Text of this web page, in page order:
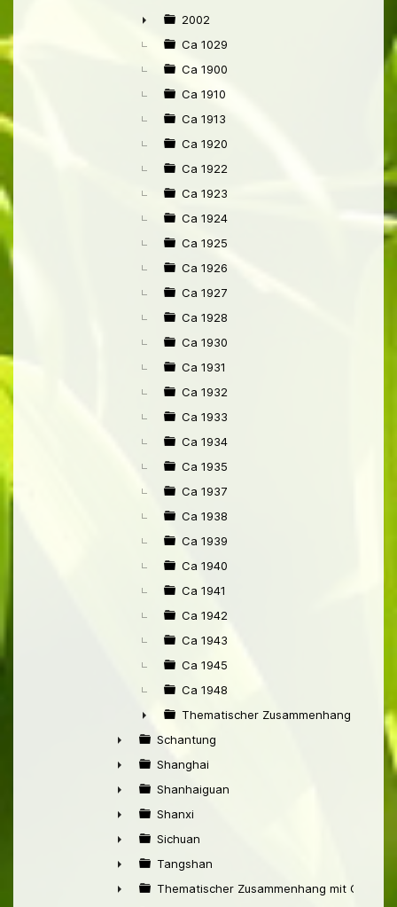
►
►
2002
Ca 1029
Ca 1900
Ca 1910
Ca 1913
Ca 1920
Ca 1922
Ca 1923
Ca 1924
Ca 1925
Ca 1926
Ca 1927
Ca 1928
Ca 1930
Ca 1931
Ca 1932
Ca 1933
Ca 1934
Ca 1935
Ca 1937
Ca 1938
Ca 1939
Ca 1940
Ca 1941
Ca 1942
Ca 1943
Ca 1945
Ca 1948
►
Thematischer Zusammenhang mit
►
Schantung
►
Shanghai
►
Shanhaiguan
►
Shanxi
►
Sichuan
►
Tangshan
Thematischer Zusammenhang mit China